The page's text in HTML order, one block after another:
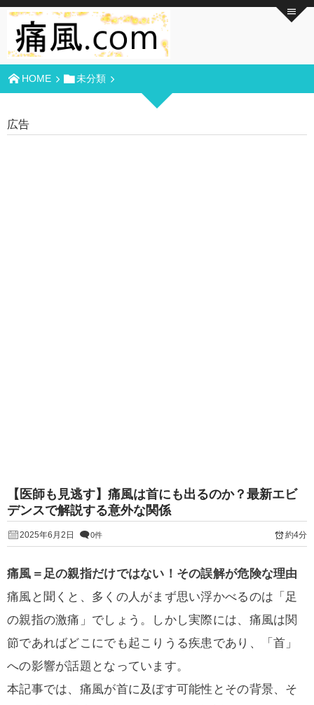
HOME 未分類
広告
【医師も見逃す】痛風は首にも出るのか？最新エビ
デンスで解説する意外な関係
2025年6月2日 0件 約4分
痛風＝足の親指だけではない！その誤解が危険な理由
痛風と聞くと、多くの人がまず思い浮かべるのは「足
の親指の激痛」でしょう。しかし実際には、痛風は関
節であればどこにでも起こりうる疾患であり、「首」
への影響が話題となっています。
本記事では、痛風が首に及ぼす可能性とその背景、そ